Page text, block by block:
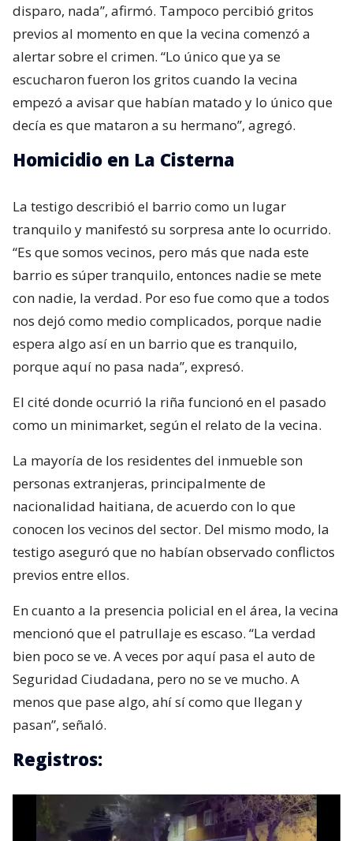
disparo, nada”, afirmó. Tampoco percibió gritos
previos al momento en que la vecina comenzó a
alertar sobre el crimen. “Lo único que ya se
escucharon fueron los gritos cuando la vecina
empezó a avisar que habían matado y lo único que
decía es que mataron a su hermano”, agregó.
Homicidio en La Cisterna
La testigo describió el barrio como un lugar
tranquilo y manifestó su sorpresa ante lo ocurrido.
“Es que somos vecinos, pero más que nada este
barrio es súper tranquilo, entonces nadie se mete
con nadie, la verdad. Por eso fue como que a todos
nos dejó como medio complicados, porque nadie
espera algo así en un barrio que es tranquilo,
porque aquí no pasa nada”, expresó.
El cité donde ocurrió la riña funcionó en el pasado
como un minimarket, según el relato de la vecina.
La mayoría de los residentes del inmueble son
personas extranjeras, principalmente de
nacionalidad haitiana, de acuerdo con lo que
conocen los vecinos del sector. Del mismo modo, la
testigo aseguró que no habían observado conflictos
previos entre ellos.
En cuanto a la presencia policial en el área, la vecina
mencionó que el patrullaje es escaso. “La verdad
bien poco se ve. A veces por aquí pasa el auto de
Seguridad Ciudadana, pero no se ve mucho. A
menos que pase algo, ahí sí como que llegan y
pasan”, señaló.
Registros: